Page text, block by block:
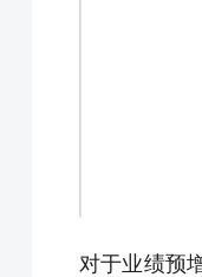
对于业绩预